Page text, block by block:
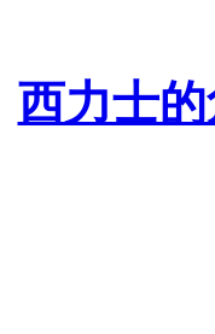
西力士